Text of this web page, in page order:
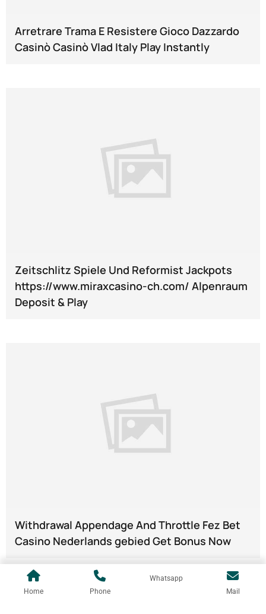
Arretrare Trama E Resistere Gioco Dazzardo
Casinò Casinò Vlad Italy Play Instantly
Zeitschlitz Spiele Und Reformist Jackpots
https://www.miraxcasino-ch.com/ Alpenraum
Deposit & Play
Withdrawal Appendage And Throttle Fez Bet
Casino Nederlands gebied Get Bonus Now
Home Phone
Whatsapp
Mail